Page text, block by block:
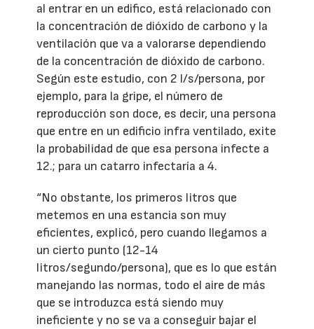
al entrar en un edifico, está relacionado con
la concentración de dióxido de carbono y la
ventilación que va a valorarse dependiendo
de la concentración de dióxido de carbono.
Según este estudio, con 2 l/s/persona, por
ejemplo, para la gripe, el número de
reproducción son doce, es decir, una persona
que entre en un edificio infra ventilado, exite
la probabilidad de que esa persona infecte a
12.; para un catarro infectaría a 4.
“No obstante, los primeros litros que
metemos en una estancia son muy
eficientes, explicó, pero cuando llegamos a
un cierto punto (12-14
litros/segundo/persona), que es lo que están
manejando las normas, todo el aire de más
que se introduzca está siendo muy
ineficiente y no se va a conseguir bajar el